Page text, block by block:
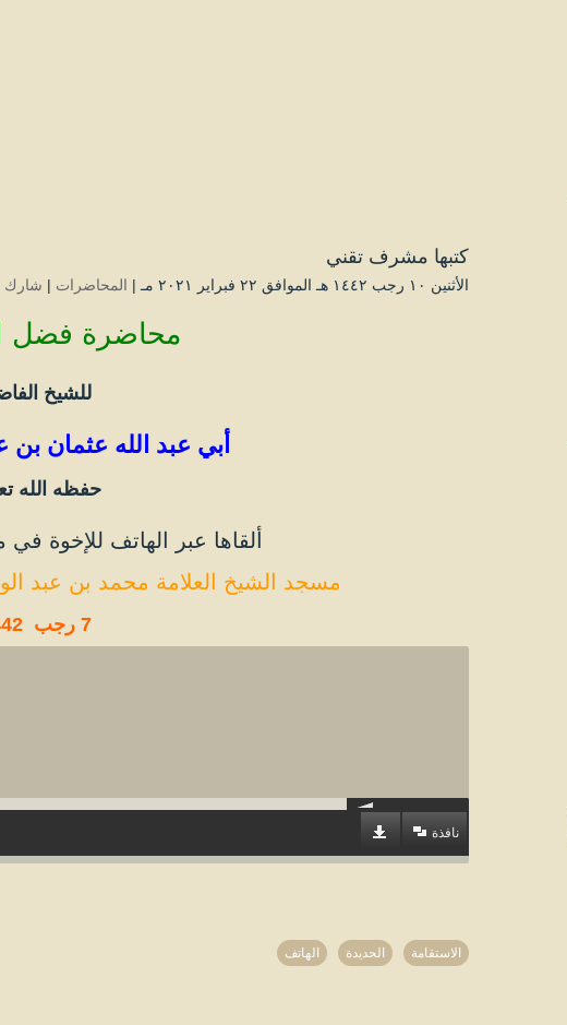
كتبها مشرف تقني
الأثنين ۱۰ رجب ۱٤٤۲ هـ الموافق ۲۲ فبراير ۲۰۲۱ مـ | المحاضرات | شارك
محاضرة فضل
للشيخ
أبي عبد الله عثمان بن
حفظه الله
ألقاها عبر الهاتف للإخوة
مسجد الشيخ العلامة محمد بن عبد
7 رجب 1442
نافذة
الاستقامة الحديدة الهاتف